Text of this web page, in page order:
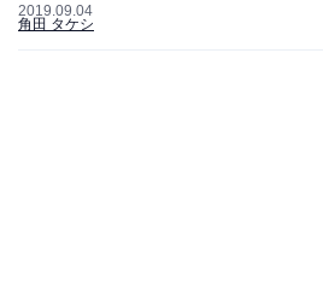
2019.09.04
角田 タケシ